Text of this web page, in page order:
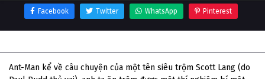
Facebook Twitter WhatsApp Pinterest
Ant-Man kể về câu chuyện của một tên siêu trộm Scott Lang (do